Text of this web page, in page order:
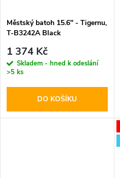
Městský batoh 15.6'' - Tigernu,
T-B3242A Black
1 374 Kč
Skladem - hned k odeslání
>5 ks
DO KOŠÍKU